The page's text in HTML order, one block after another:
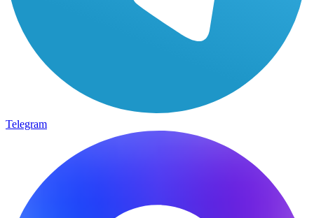
Telegram